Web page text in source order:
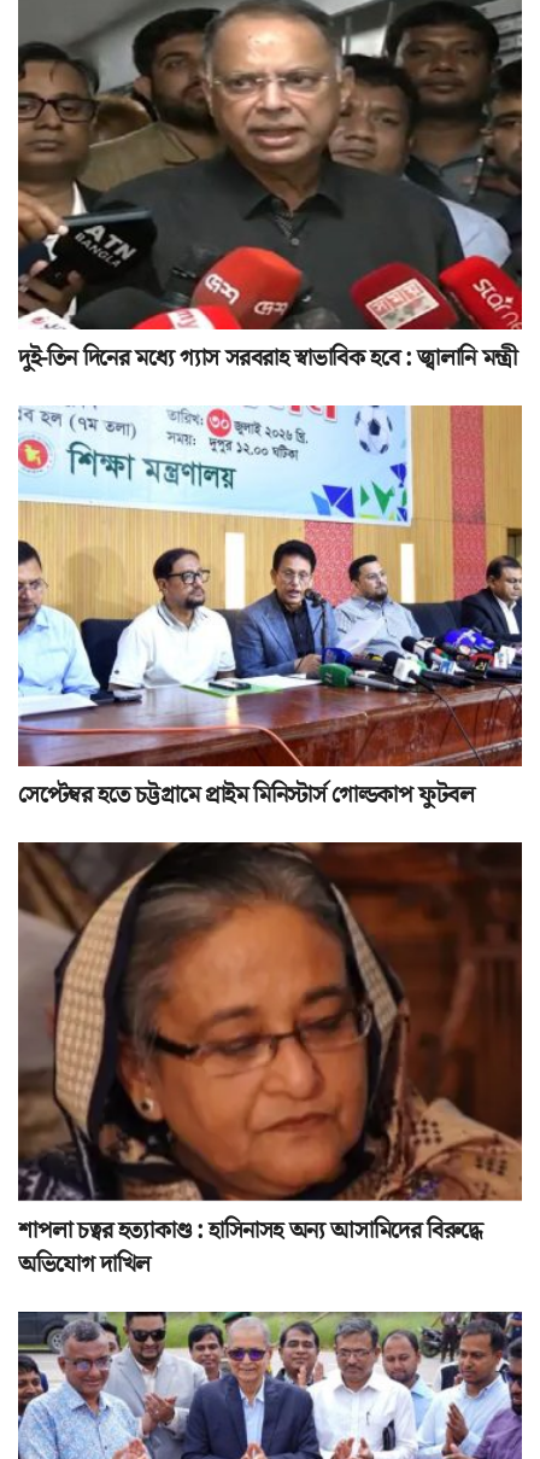
দুই-তিন দিনের মধ্যে গ্যাস সরবরাহ স্বাভাবিক হবে : জ্বালানি মন্ত্রী
সেপ্টেম্বর হতে চট্টগ্রামে প্রাইম মিনিস্টার্স গোল্ডকাপ ফুটবল
শাপলা চত্বর হত্যাকাণ্ড : হাসিনাসহ অন্য আসামিদের বিরুদ্ধে
অভিযোগ দাখিল